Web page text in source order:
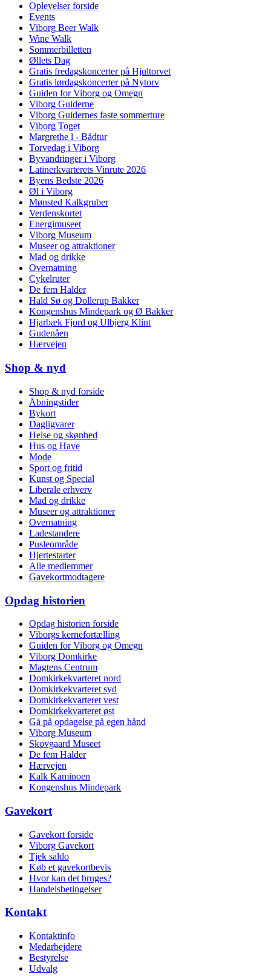
Oplevelser forside
Events
Viborg Beer Walk
Wine Walk
Sommerbilletten
Øllets Dag
Gratis fredagskoncerter på Hjultorvet
Gratis lørdagskoncerter på Nytorv
Guiden for Viborg og Omegn
Viborg Guiderne
Viborg Guidernes faste sommerture
Viborg Toget
Margrethe l - Bådtur
Torvedag i Viborg
Byvandringer i Viborg
Latinerkvarterets Vinrute 2026
Byens Bedste 2026
Øl i Viborg
Mønsted Kalkgruber
Verdenskortet
Energimuseet
Viborg Museum
Museer og attraktioner
Mad og drikke
Overnatning
Cykelruter
De fem Halder
Hald Sø og Dollerup Bakker
Kongenshus Mindepark og Ø Bakker
Hjarbæk Fjord og Ulbjerg Klint
Gudenåen
Hærvejen
Shop & nyd
Shop & nyd forside
Åbningstider
Bykort
Dagligvarer
Helse og skønhed
Hus og Have
Mode
Sport og fritid
Kunst og Special
Liberale erhverv
Mad og drikke
Museer og attraktioner
Overnatning
Ladestandere
Pusleområde
Hjertestarter
Alle medlemmer
Gavekortmodtagere
Opdag historien
Opdag historien forside
Viborgs kernefortælling
Guiden for Viborg og Omegn
Viborg Domkirke
Magtens Centrum
Domkirkekvarteret nord
Domkirkekvarteret syd
Domkirkekvarteret vest
Domkirkekvarteret øst
Gå på opdagelse på egen hånd
Viborg Museum
Skovgaard Museet
De fem Halder
Hærvejen
Kalk Kaminoen
Kongenshus Mindepark
Gavekort
Gavekort forside
Viborg Gavekort
Tjek saldo
Køb et gavekortbevis
Hvor kan det bruges?
Handelsbetingelser
Kontakt
Kontaktinfo
Medarbejdere
Bestyrelse
Udvalg